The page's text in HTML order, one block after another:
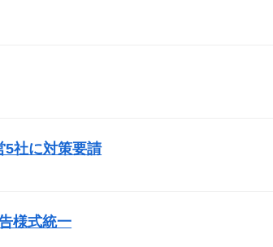
5社に対策要請
様式統一